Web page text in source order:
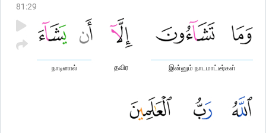
81 :29
இன்னும் நாடமாட்டீர்கள்
தவிர
நாடினால்